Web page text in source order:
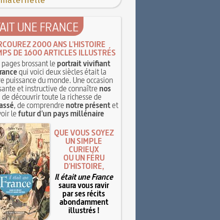
UNE FRANCE
2000 ANS L'HISTOIRE
DE 1600 ARTICLES ILLUSTRÉS
brossant leportrait vivifiant
qui voici deux siècles était la
puissance du monde. Une occasion
et instructive de connaîtrenos
de découvrir toute la richesse de
, de comprendrenotre présentet
lefutur d'un pays millénaire
QUE VOUS SOYEZ
UN SIMPLE
CURIEUX
OU UN FÉRU
D'HISTOIRE,
Il était une France
saura vous ravir
par ses récits
abondamment
illustrés !